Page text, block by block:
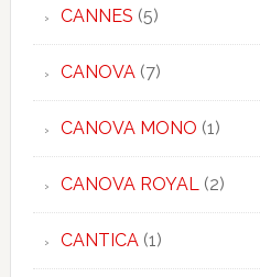
CANNES (5)
CANOVA(7)
CANOVA MONO (1)
CANOVA ROYAL(2)
CANTICA(1)